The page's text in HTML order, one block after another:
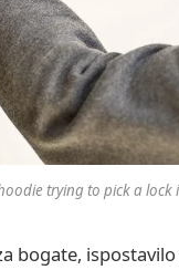
trying to pick a
bogate,